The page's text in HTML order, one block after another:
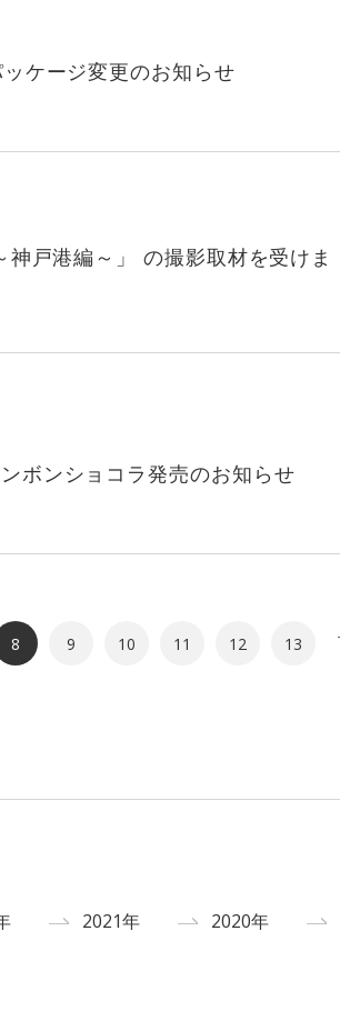
ケージ変更のお知らせ
戸港編～」 の撮影取材を受けま
ボンショコラ発売のお知らせ
8 9 10 11 12 13
2021年 2020年